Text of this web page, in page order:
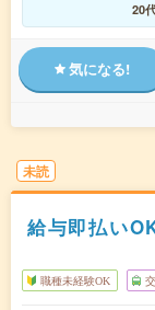
20
気になる!
未読
給与即払い
職種未経験OK